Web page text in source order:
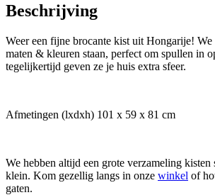
Beschrijving
Weer een fijne brocante kist uit Hongarije! We
maten & kleuren staan, perfect om spullen in
tegelijkertijd geven ze je huis extra sfeer.
Afmetingen (lxdxh) 101 x 59 x 81 cm
We hebben altijd een grote verzameling kisten
klein. Kom gezellig langs in onze winkel of
gaten.